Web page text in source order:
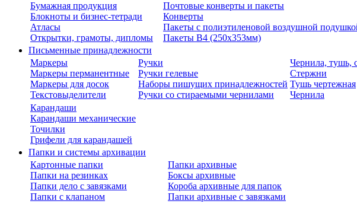
Бумажная продукция
Блокноты и бизнес-тетради
Атласы
Открытки, грамоты, дипломы
Почтовые конверты и пакеты
Конверты
Пакеты с полиэтиленовой воздушной
Пакеты В4 (250х353мм)
Письменные принадлежности
Маркеры
Маркеры перманентные
Маркеры для досок
Текстовыделители
Ручки
Ручки гелевые
Наборы пишущих принадлежностей
Ручки со стираемыми чернилами
Чернила, тушь,
Стержни
Тушь чертежная
Чернила
Карандаши
Карандаши механические
Точилки
Грифели для карандашей
Папки и системы архивации
Картонные папки
Папки на резинках
Папки дело с завязками
Папки с клапаном
Папки архивные
Боксы архивные
Короба архивные для папок
Папки архивные с завязками